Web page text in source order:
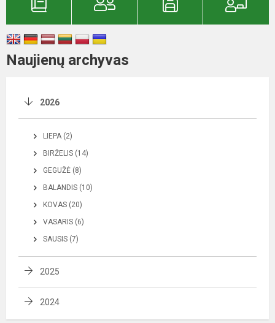
Naujienų archyvas
2026
LIEPA (2)
BIRŽELIS (14)
GEGUŽĖ (8)
BALANDIS (10)
KOVAS (20)
VASARIS (6)
SAUSIS (7)
2025
2024